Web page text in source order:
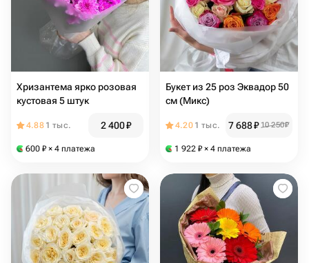
Хризантема ярко розовая
кустовая 5 штук
4.88 1 тыс. 2 400₽
600 ₽ × 4 платежа
Букет из 25 роз Эквадор 50
см (Микс)
4.20 1 тыс. 7 688₽ 10 250₽
1 922 ₽ × 4 платежа